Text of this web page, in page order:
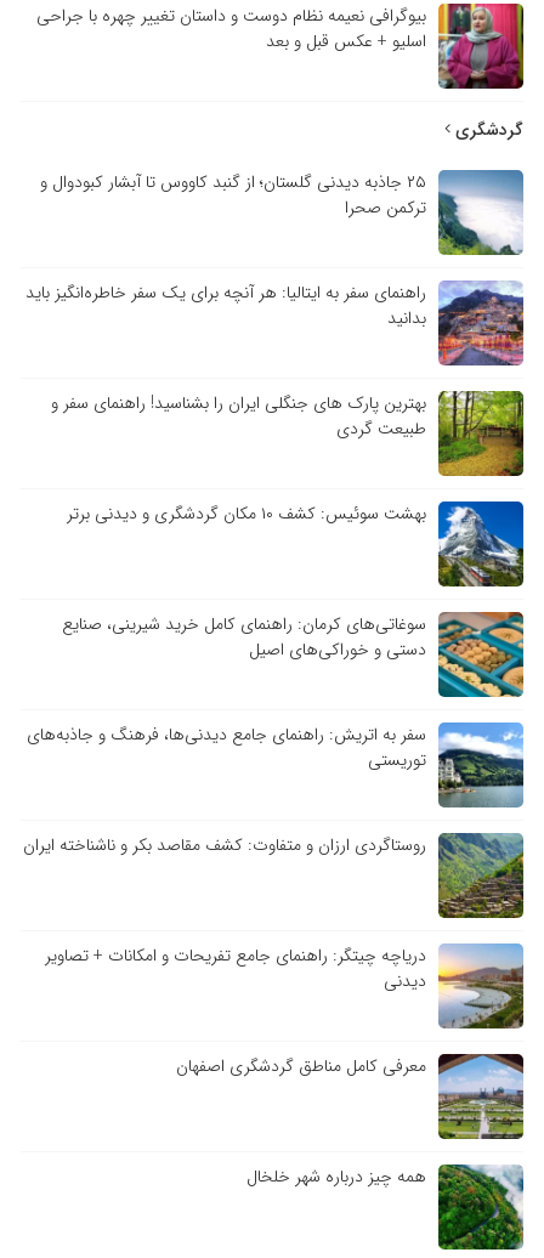
بیوگرافی نعیمه نظام دوست و داستان تغییر چهره با جراحی
اسلیو + عکس قبل و بعد
گردشگری
۲۵ جاذبه دیدنی گلستان؛ از گنبد کاووس تا آبشار کبودوال و
ترکمن صحرا
راهنمای سفر به ایتالیا: هر آنچه برای یک سفر خاطره‌انگیز باید
بدانید
بهترین پارک های جنگلی ایران را بشناسید! راهنمای سفر و
طبیعت گردی
بهشت سوئیس: کشف ۱۰ مکان گردشگری و دیدنی برتر
سوغاتی‌های کرمان: راهنمای کامل خرید شیرینی، صنایع
دستی و خوراکی‌های اصیل
سفر به اتریش: راهنمای جامع دیدنی‌ها، فرهنگ و جاذبه‌های
توریستی
روستاگردی ارزان و متفاوت: کشف مقاصد بکر و ناشناخته ایران
دریاچه چیتگر: راهنمای جامع تفریحات و امکانات + تصاویر
دیدنی
معرفی کامل مناطق گردشگری اصفهان
همه چیز درباره شهر خلخال